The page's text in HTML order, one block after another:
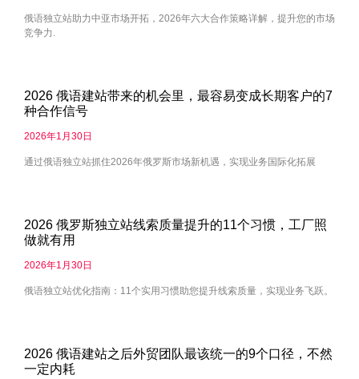
俄语独立站助力中亚市场开拓，2026年六大合作策略详解，提升您的市场
竞争力.
2026 俄语建站带来的机会里，最容易变成长期客户的7
种合作信号
2026年1月30日
通过俄语独立站抓住2026年俄罗斯市场新机遇，实现业务国际化拓展
2026 俄罗斯独立站线索质量提升的11个习惯，工厂照
做就有用
2026年1月30日
俄语独立站优化指南：11个实用习惯助您提升线索质量，实现业务飞跃。
2026 俄语建站之后外贸团队最该统一的9个口径，不然
一定内耗